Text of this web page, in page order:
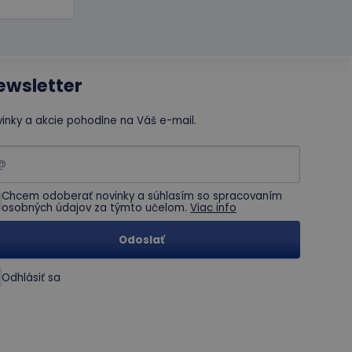
a akcie pohodlne na Váš e-mail.
Chcem odoberať novinky a súhlasím so spracovaním
osobných údajov za týmto učelom. Viac info
Odoslať
Odhlásiť sa
- čo je
spoločnosti
identifikátora
a slúži na
analytické
stavu
informácie o
webovej
vlastní spoločnosť
súbory